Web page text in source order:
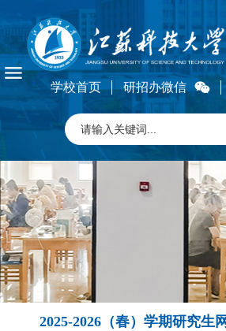
学校首页 研招办微信
2025-2026（春）学期研究生